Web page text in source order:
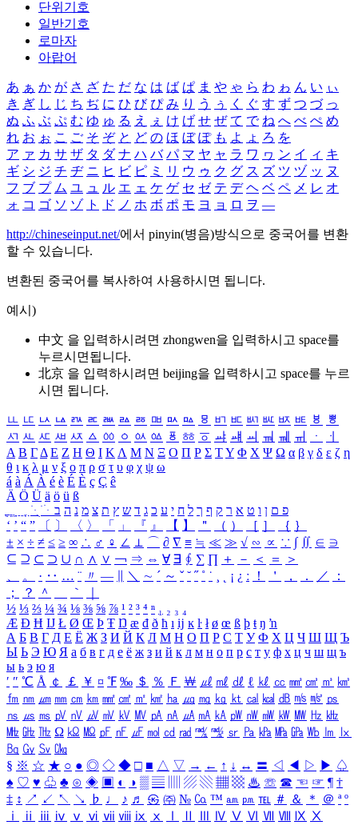
단위기호
일반기호
로마자
아랍어
あ ぁ か が さ ざ た だ な は ば ぱ ま や ゃ ら わ ゎ ん い ぃ
き ぎ し じ ち ぢ に ひ び ぴ み り う ぅ く ぐ す ず つ づ っ
ぬ ふ ぶ ぷ む ゆ ゅ る え ぇ け げ せ ぜ て で ね へ べ ぺ め
れ お ぉ こ ご そ ぞ と ど の ほ ぼ ぽ も よ ょ ろ を
ア ァ カ サ ザ タ ダ ナ ハ バ パ マ ヤ ャ ラ ワ ヮ ン イ ィ キ
ギ シ ジ チ ヂ ニ ヒ ビ ピ ミ リ ウ ゥ ク グ ス ズ ツ ヅ ッ ヌ
フ ブ プ ム ユ ュ ル エ ェ ケ ゲ セ ゼ テ デ ヘ ベ ペ メ レ オ
ォ コ ゴ ソ ゾ ト ド ノ ホ ボ ポ モ ヨ ョ ロ ヲ ―
http://chineseinput.net/에서 pinyin(병음)방식으로 중국어를 변환
할 수 있습니다.
변환된 중국어를 복사하여 사용하시면 됩니다.
예시)
中文 을 입력하시려면 zhongwen을 입력하시고 space를
누르시면됩니다.
北京 을 입력하시려면 beijing을 입력하시고 space를 누르
시면 됩니다.
ㅥ ㅦ ㅧ ㅨ ㅩ ㅪ ㅫ ㅬ ㅭ ㅮ ㅯ ㅰ ㅱ ㅲ ㅳ ㅴ ㅵ ㅶ ㅷ ㅸ
ㅹ
ㅺ ㅻ ㅼ ㅽ ㅾ ㅿ ㆀ ㆁ ㆂ ㆃ ㆄ ㆅ ㆆ ㆇ ㆈ ㆉ ㆊ ㆋ ㆌ ㆍ
ㆎ
Α Β ΓΔ Ε Ζ Η Θ Ι ΚΛ Μ Ν Ξ Ο Π Ρ Σ ΤΥ Φ Χ Ψ Ω α β γ δ ε ζ η
θ ι κ λ μ ν ξ ο π ρ σ τ υ φ χ ψ ω
á à Á À é è É È ç Ç ê
Ä Ö Ü ä ö ü ß
ִֶֹ ֻּ ׁׂ פ ם ן ו ט א ר ק ף ך ל ח י ע כ ג ד ש ץ ת צ מ נ ה ב
‘ ’ “ ” 〔 〕 〈 〉 「 」 『 』 【 】 ＂ （ ） ［ ］ ｛ ｝
± × ÷ ≠ ≤ ≥ ∞ ∴ ♂ ♀ ∠ ⊥ ⌒ ∂ ∇ ≡ ≒ ≪ ≫ √ ∽ ∝ ∵ ∫ ∬ ∈ ∋
⊆ ⊇ ⊂ ⊃ ∪ ∩ ∧ ∨ ￢ ⇒ ⇔ ∀ ∃ ∮ ∑ ∏ ＋ － ＜ ＝
＞
、
。 · ‥ … ¨ 〃 ― ＼ ∼ ´ ～ ˇ ˘ ˝ ˚ ˙ ¸ ¡ ¿ ː ！ ＇ ， ． ／
：
；
？ ＾ ｀
½ ⅓ ⅔ ¼ ¾ ⅛ ⅜ ⅝ ⅞ ¹ ² ³ ⁴ ⁿ ₁ ₂ ₃ ₄
Æ Ð Ħ Ĳ Ł Ø Œ Þ Ŧ Ŋ æ đ ð ħ ı ĳ ĸ ŀ ł ø œ ß þ ŧ ŋ ŉ
А Б В Г Д Е Ё Ж З И Й К Л М Н О П Р С Т У Ф Х Ц Ч Ш Щ Ъ
Ы Ь Э Ю Я а б в г д е ё ж з и й к л м н о п р с т у ф х ц ч ш щ ъ
ы ь э ю я
′ ″ ℃ Å ￠ ￡ ￥ ¤ ℉ ‰ ＄ ％ Ｆ ￦ ㎕ ㎖ ㎗ ℓ ㎘ ㏄ ㎣ ㎤ ㎥ ㎦
㎙ ㎚ ㎛ ㎜ ㎝ ㎞ ㎟ ㎠ ㎡ ㎢ ㏊ ㎍ ㎎ ㎏ ㏏ ㎈ ㎉ ㏈ ㎧ ㎨ ㎰
㎱ ㎲ ㎳ ㎴ ㎵ ㎶ ㎷ ㎸ ㎹ ㎀ ㎁ ㎂ ㎃ ㎄ ㎺ ㎻ ㎽ ㎾ ㎿ ㎐ ㎑
㎒ ㎓ ㎔ Ω ㏀ ㏁ ㎊ ㎋ ㎌ ㏖ ㏅ ㎭ ㎮ ㎯ ㏛ ㎩ ㎪ ㎫ ㎬ ㏝ ㏐
㏓
㏃ ㏉ ㏜ ㏆
§ ※ ☆ ★ ○ ● ◎ ◇ ◆ □ ■ △ ▽ → ← ↑ ↓ ↔ 〓 ◁ ◀ ▷ ▶ ♤
♠ ♡ ♥ ♧ ♣ ⊙ ◈ ▣ ◐ ◑ ▒ ▤ ▨ ▧ ▦ ▩ ♨ ☏ ☎ ☜ ☞ ¶ †
‡ ↕ ↗ ↙ ↖ ↘ ♭ ♩ ♪ ♬ ㉿ ㈜ № ㏇ ™ ㏂ ㏘ ℡ ＃ ＆ ＊ ＠ ª º
ⅰ
ⅱ ⅲ ⅳ ⅴ ⅵ ⅶ ⅷ ⅸ ⅹ Ⅳ Ⅴ Ⅵ Ⅶ Ⅷ Ⅸ Ⅹ